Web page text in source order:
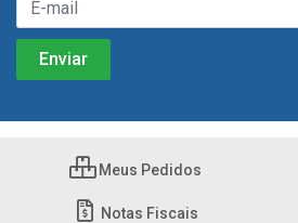
Meus Pedidos
Notas Fiscais